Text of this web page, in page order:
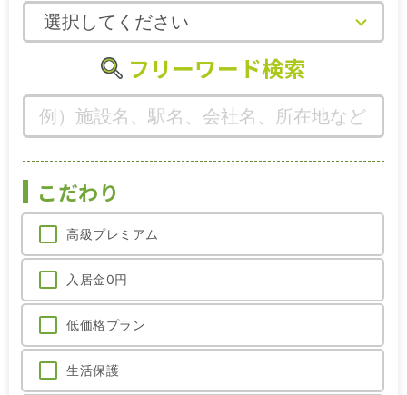
フリーワード検索
こだわり
高級プレミアム
入居金0円
低価格プラン
生活保護